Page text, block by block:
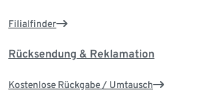
Filialfinder
Rücksendung & Reklamation
Kostenlose Rückgabe / Umtausch